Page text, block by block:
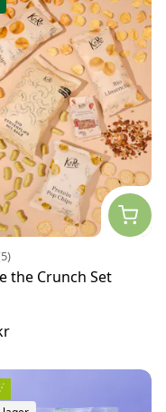
the Crunch Set